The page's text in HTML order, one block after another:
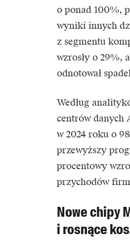
o ponad 100%,
wyniki innych
z segmentu
wzrosły o 29%,
odnotował
Według
centrów danych
w 2024 roku o
przewyższy
procentowy
przychodów
Nowe chipy
i rosnące